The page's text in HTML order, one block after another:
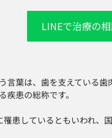
LINEで治療の
言葉は、歯を支えている
疾患の総称です。
患しているともいわれ、